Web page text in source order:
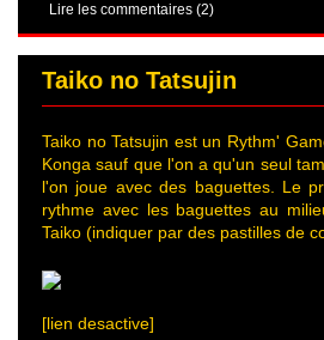
Lire les commentaires (2)
Taiko no Tatsujin
Taiko no Tatsujin est un Rythm'
Konga sauf que l'on a qu'un seul
l'on joue avec des baguettes. Le
rythme avec les baguettes au
Taiko (indiquer par des pastilles de
[lien desactive]